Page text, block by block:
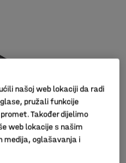
našoj web lokaciji da radi
pružali funkcije
Također dijelimo
web lokacije s našim
medija, oglašavanja i